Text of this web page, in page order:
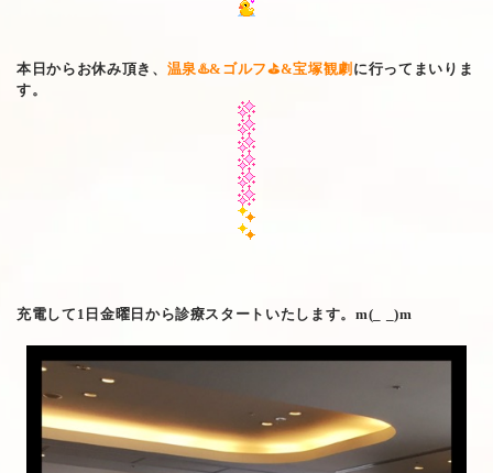
本日からお休み頂き、 温泉♨️&ゴルフ⛳️&宝塚観劇 に行ってまいりま
す。
充電して1日金曜日から診療スタートいたします。m(_ _)m